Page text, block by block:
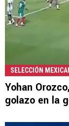
SELECCIÓN
Yohan
golazo en la